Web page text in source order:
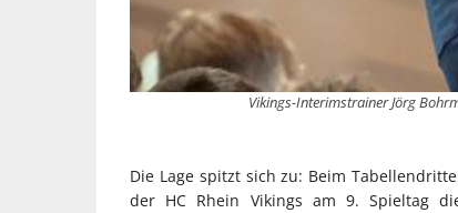
Vikings-Interimstrainer Jörg
Die Lage spitzt sich zu: Beim
der HC Rhein Vikings am 9. Spieltag